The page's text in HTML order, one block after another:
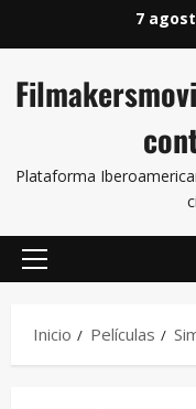
7
Plataforma
Inicio Películas